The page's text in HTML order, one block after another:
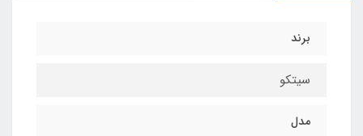
برند
سیتکو
مدل